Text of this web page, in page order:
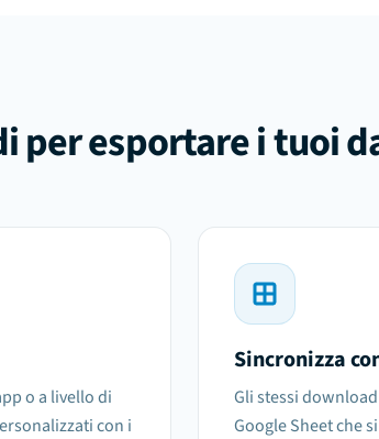
per esportare i tuoi
o a livello di
con i
Sincronizza
Gli stessi
Google Sheet che